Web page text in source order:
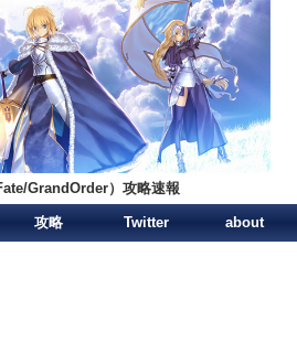
GrandOrder）攻略速報
攻略 Twitter about